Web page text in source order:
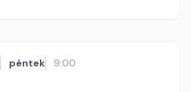
péntek 9:00